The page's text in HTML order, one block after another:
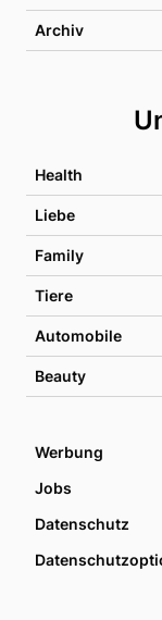
Archiv
Health
Liebe
Family
Tiere
Automobile
Beauty
Werbung
Jobs
Datenschutz